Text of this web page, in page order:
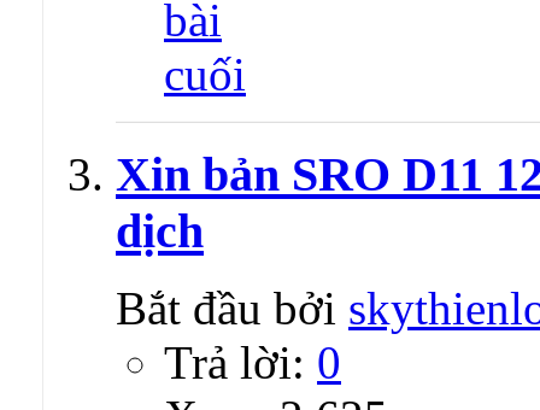
Xin bản SRO D11
dịch
Bắt đầu bởi
Trả lời: 0